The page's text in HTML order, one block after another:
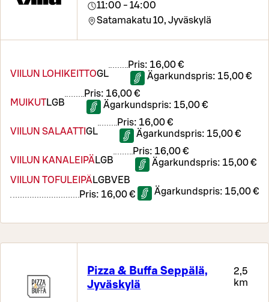
11:00 - 14:00
Satamakatu 10, Jyväskylä
VIILUN LOHIKEITTOGL
Pris: 16,00 €
Ägarkundspris: 15,00 €
MUIKUTLGB
Pris: 16,00 €
Ägarkundspris: 15,00 €
VIILUN SALAATTI GL
Pris: 16,00 €
Ägarkundspris: 15,00 €
VIILUN KANALEIPÄ LGB
Pris: 16,00 €
Ägarkundspris: 15,00 €
VIILUN TOFULEIPÄLGBVEB
Pris: 16,00 € Ägarkundspris: 15,00 €
Pizza & Buffa Seppälä,
Jyväskylä
2,5
km